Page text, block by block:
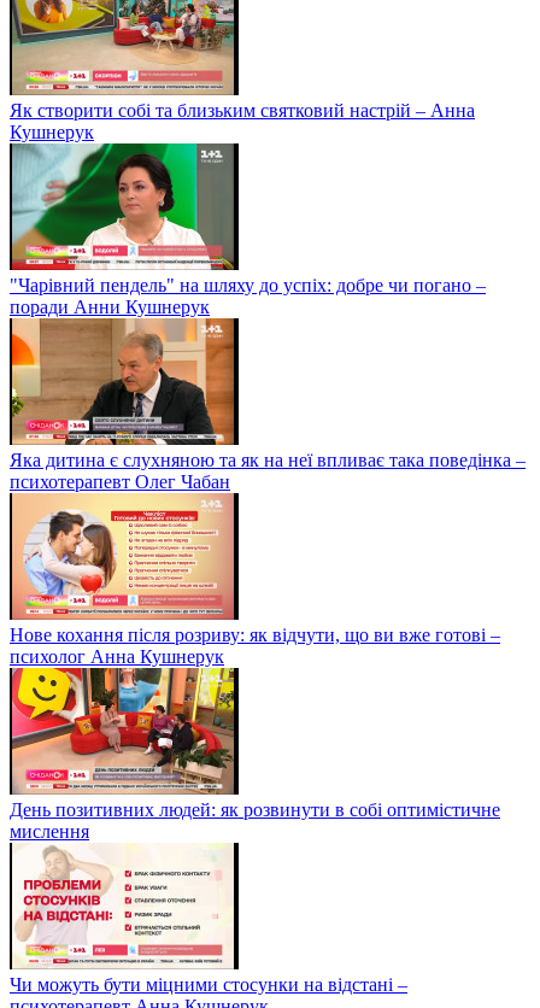
Як створити собі та близьким святковий настрій – Анна
Кушнерук
"Чарівний пендель" на шляху до успіх: добре чи погано –
поради Анни Кушнерук
Яка дитина є слухняною та як на неї впливає така поведінка –
психотерапевт Олег Чабан
Нове кохання після розриву: як відчути, що ви вже готові –
психолог Анна Кушнерук
День позитивних людей: як розвинути в собі оптимістичне
мислення
Чи можуть бути міцними стосунки на відстані –